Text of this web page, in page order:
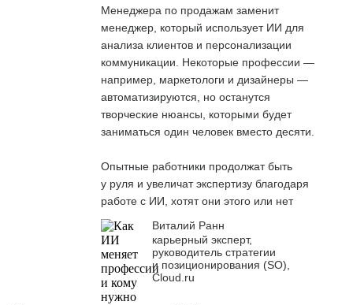
Менеджера по продажам заменит
менеджер, который использует ИИ для
анализа клиентов и персонализации
коммуникации. Некоторые профессии —
например, маркетологи и дизайнеры —
автоматизируются, но останутся
творческие нюансы, которыми будет
заниматься один человек вместо десяти.
Опытные работники продолжат быть
у руля и увеличат экспертизу благодаря
работе с ИИ, хотят они этого или нет
Виталий Ранн
карьерный эксперт,
руководитель стратегии
и позиционирования (SO),
Cloud.ru